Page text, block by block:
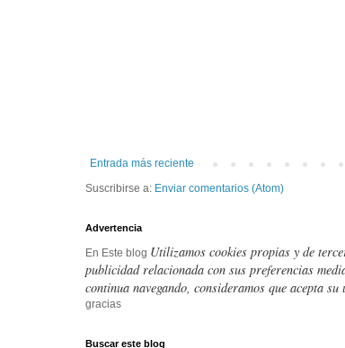
Entrada más reciente
Suscribirse a: Enviar comentarios (Atom)
Advertencia
En Este blog Utilizamos cookies propias y de
publicidad relacionada con sus preferencias
continua navegando, consideramos que acepta su
gracias
Buscar este blog